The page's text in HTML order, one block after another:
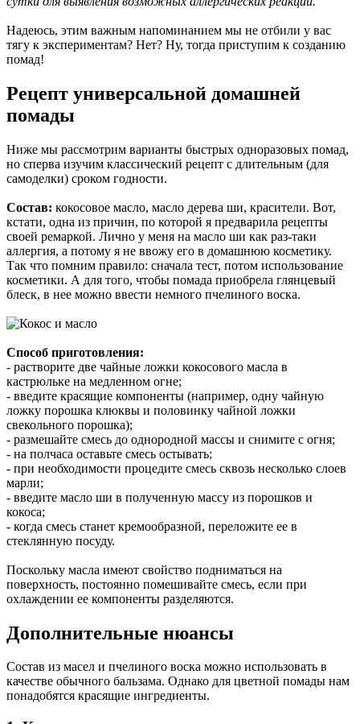
Надеюсь, этим важным напоминанием мы не отбили у вас
тягу к экспериментам? Нет? Ну, тогда приступим к созданию
помад!
Рецепт универсальной домашней
помады
Ниже мы рассмотрим варианты быстрых одноразовых помад,
но сперва изучим классический рецепт с длительным (для
самоделки) сроком годности.
Состав: кокосовое масло, масло дерева ши, красители. Вот,
кстати, одна из причин, по которой я предварила рецепты
своей ремаркой. Лично у меня на масло ши как раз-таки
аллергия, а потому я не ввожу его в домашнюю косметику.
Так что помним правило: сначала тест, потом использование
косметики. А для того, чтобы помада приобрела глянцевый
блеск, в нее можно ввести немного пчелиного воска.
Способ приготовления:
- растворите две чайные ложки кокосового масла в
кастрюльке на медленном огне;
- введите красящие компоненты (например, одну чайную
ложку порошка клюквы и половинку чайной ложки
свекольного порошка);
- размешайте смесь до однородной массы и снимите с огня;
- на полчаса оставьте смесь остывать;
- при необходимости процедите смесь сквозь несколько слоев
марли;
- введите масло ши в полученную массу из порошков и
кокоса;
- когда смесь станет кремообразной, переложите ее в
стеклянную посуду.
Поскольку масла имеют свойство подниматься на
поверхность, постоянно помешивайте смесь, если при
охлаждении ее компоненты разделяются.
Дополнительные нюансы
Состав из масел и пчелиного воска можно использовать в
качестве обычного бальзама. Однако для цветной помады нам
понадобятся красящие ингредиенты.